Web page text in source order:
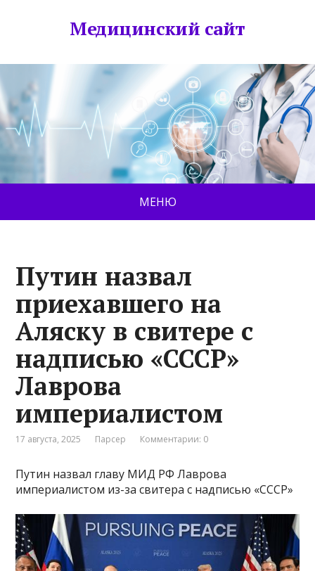
Медицинский сайт
МЕНЮ
Путин назвал
приехавшего на
Аляску в свитере с
надписью «СССР»
Лаврова
империалистом
17 августа, 2025 Парсер Комментарии: 0
Путин назвал главу МИД РФ Лаврова
империалистом из-за свитера с надписью «СССР»